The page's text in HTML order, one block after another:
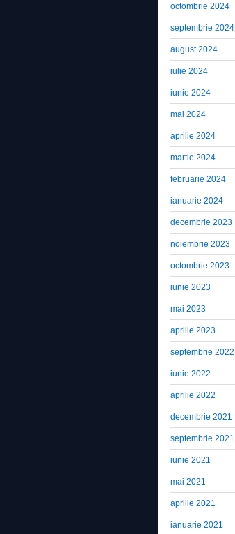
octombrie 2024
septembrie 2024
august 2024
iulie 2024
iunie 2024
mai 2024
aprilie 2024
martie 2024
februarie 2024
ianuarie 2024
decembrie 2023
noiembrie 2023
octombrie 2023
iunie 2023
mai 2023
aprilie 2023
septembrie 2022
iunie 2022
aprilie 2022
decembrie 2021
septembrie 2021
iunie 2021
mai 2021
aprilie 2021
ianuarie 2021